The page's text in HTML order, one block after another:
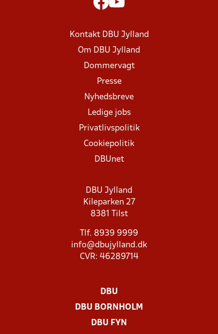
Kontakt DBU Jylland
Om DBU Jylland
Dommervagt
Presse
Nyhedsbreve
Ledige jobs
Privatlivspolitik
Cookiepolitik
DBUnet
DBU Jylland
Kileparken 27
8381 Tilst
Tlf. 8939 9999
info@dbujylland.dk
CVR: 46289714
DBU
DBU BORNHOLM
DBU FYN